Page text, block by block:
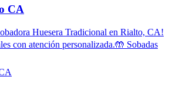
CA
Huesera Tradicional en Rialto, CA!
con atención personalizada.🤲 Sobadas